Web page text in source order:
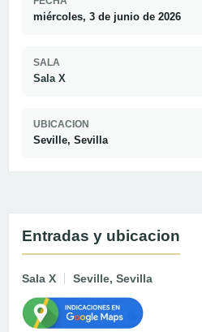
miércoles, 3 de junio de 2026
SALA
Sala X
UBICACION
Seville, Sevilla
Entradas y ubicacion
Sala X Seville, Sevilla